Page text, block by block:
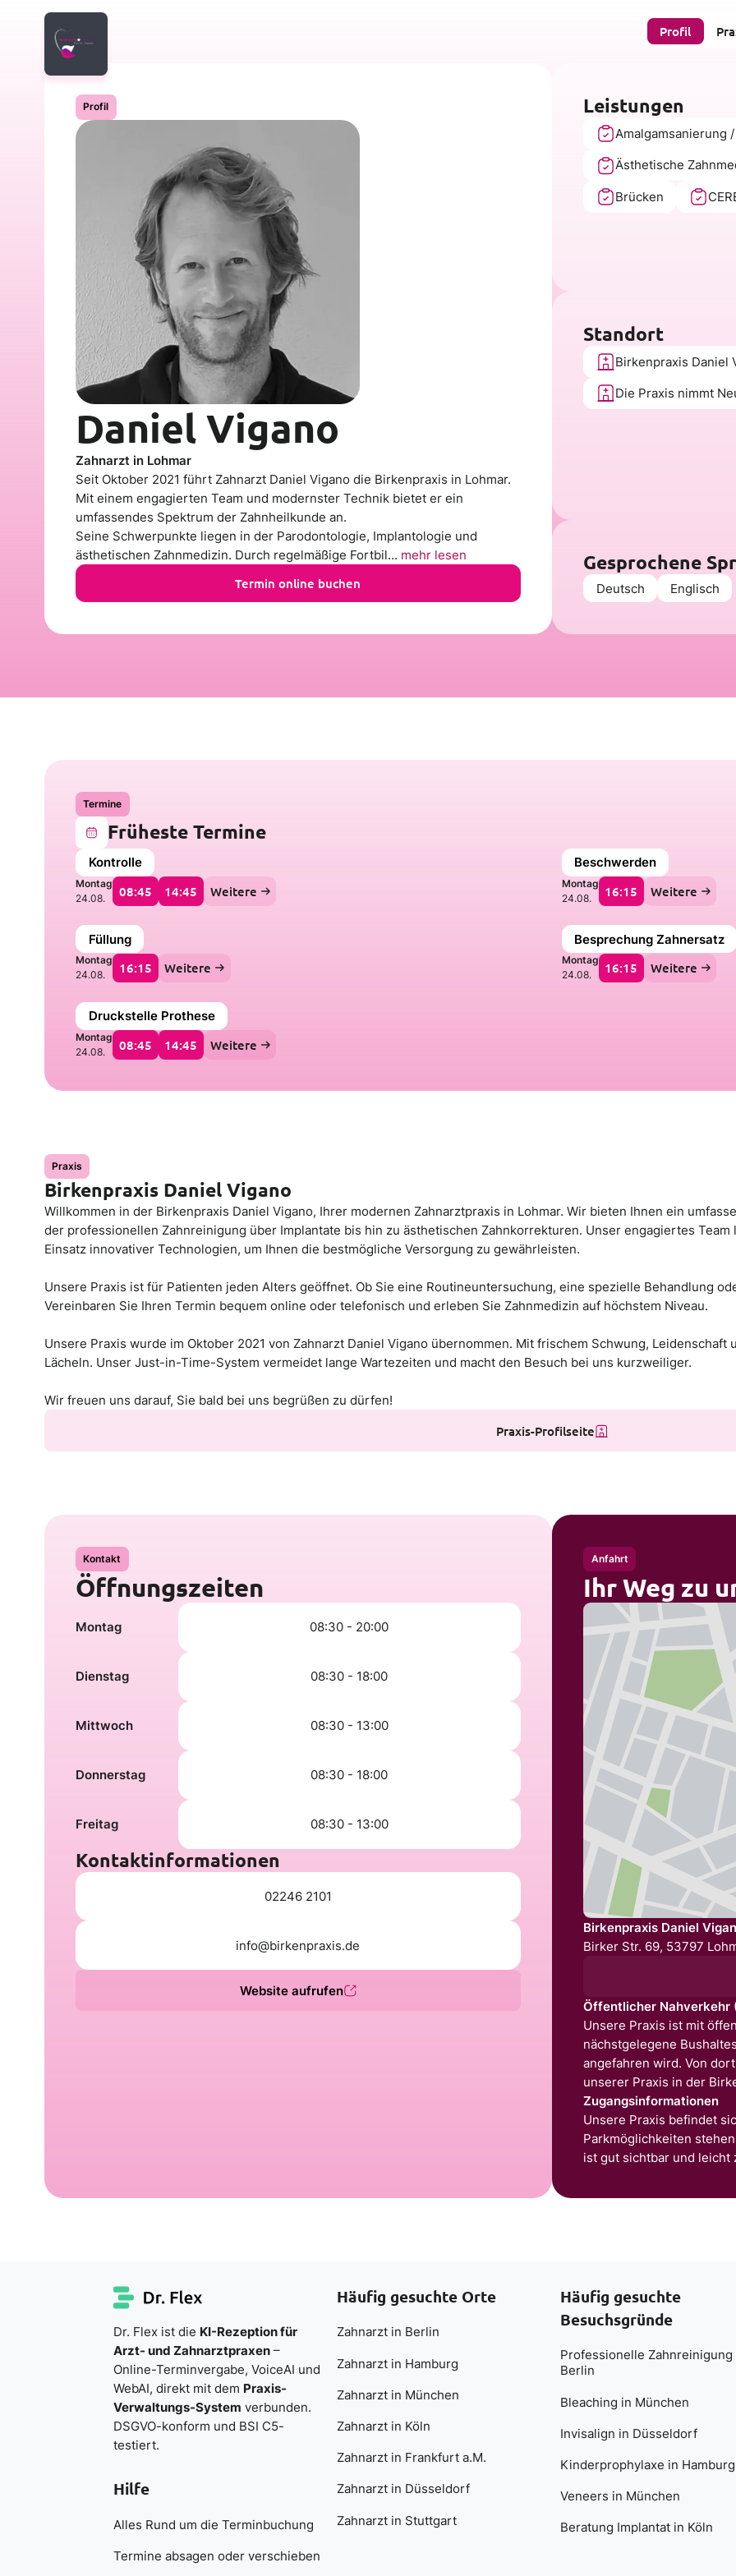
Profil
Profil
Daniel Vigano
Zahnarzt in Lohmar
Seit Oktober 2021 führt Zahnarzt Daniel Vigano die Birkenpraxis in Lohmar.
Mit einem engagierten Team und modernster Technik bietet er ein
umfassendes Spektrum der Zahnheilkunde an.
Seine Schwerpunkte liegen in der Parodontologie, Implantologie und
ästhetischen Zahnmedizin. Durch regelmäßige Fortbil... mehr lesen
Termin online buchen
Leistungen
Amalgamsanierung
Ästhetische
Brücken
Standort
Birkenpraxis Daniel
Die Praxis nimmt
Gesprochene
Deutsch Englisch
Termine
Früheste Termine
Kontrolle
Montag
24.08.
08:45 14:45 Weitere
Beschwerden
Montag
24.08.
16:15 Weitere
Füllung
Montag
24.08.
16:15 Weitere
Besprechung Zahnersatz
Montag
24.08.
16:15 Weitere
Druckstelle Prothese
Montag
24.08.
08:45 14:45 Weitere
Praxis
Birkenpraxis Daniel Vigano
Willkommen in der Birkenpraxis Daniel Vigano, Ihrer modernen Zahnarztpraxis in Lohmar. Wir bieten Ihnen ein
der professionellen Zahnreinigung über Implantate bis hin zu ästhetischen Zahnkorrekturen. Unser engagiertes
Einsatz innovativer Technologien, um Ihnen die bestmögliche Versorgung zu gewährleisten.
Unsere Praxis ist für Patienten jeden Alters geöffnet. Ob Sie eine Routineuntersuchung, eine spezielle Behandlung
Vereinbaren Sie Ihren Termin bequem online oder telefonisch und erleben Sie Zahnmedizin auf höchstem Niveau.
Unsere Praxis wurde im Oktober 2021 von Zahnarzt Daniel Vigano übernommen. Mit frischem Schwung,
Lächeln. Unser Just-in-Time-System vermeidet lange Wartezeiten und macht den Besuch bei uns kurzweiliger.
Wir freuen uns darauf, Sie bald bei uns begrüßen zu dürfen!
Praxis-Profilseite
Kontakt
Öffnungszeiten
Montag 08:30 - 20:00
Dienstag 08:30 - 18:00
Mittwoch 08:30 - 13:00
Donnerstag 08:30 - 18:00
Freitag 08:30 - 13:00
Kontaktinformationen
02246 2101
info@birkenpraxis.de
Website aufrufen
Anfahrt
Ihr Weg zu
Birkenpraxis Daniel
Birker Str. 69, 53797
Öffentlicher Nahverkehr
Unsere Praxis ist mit
nächstgelegene
angefahren wird. Von
unserer Praxis in der
Zugangsinformationen
Unsere Praxis befindet
Parkmöglichkeiten
ist gut sichtbar und leicht
Dr. Flex ist die KI-Rezeption für
Arzt- und Zahnarztpraxen–
Online-Terminvergabe, VoiceAI und
WebAI, direkt mit dem Praxis-
Verwaltungs-System verbunden.
DSGVO-konform und BSI C5-
testiert.
Hilfe
Alles Rund um die Terminbuchung
Termine absagen oder verschieben
Häufig gesuchte Orte
Zahnarzt in Berlin
Zahnarzt in Hamburg
Zahnarzt in München
Zahnarzt in Köln
Zahnarzt in Frankfurt a.M.
Zahnarzt in Düsseldorf
Zahnarzt in Stuttgart
Häufig gesuchte
Besuchsgründe
Professionelle Zahnreinigung
Berlin
Bleaching in München
Invisalign in Düsseldorf
Kinderprophylaxe in Hamburg
Veneers in München
Beratung Implantat in Köln